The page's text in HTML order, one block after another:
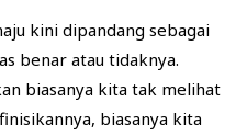
kini dipandang sebagai
benar atau tidaknya.
biasanya kita tak melihat
biasanya kita